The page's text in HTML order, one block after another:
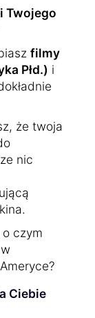
Twojego
filmy
Płd.) i
że twoja
nic
czym
Ciebie